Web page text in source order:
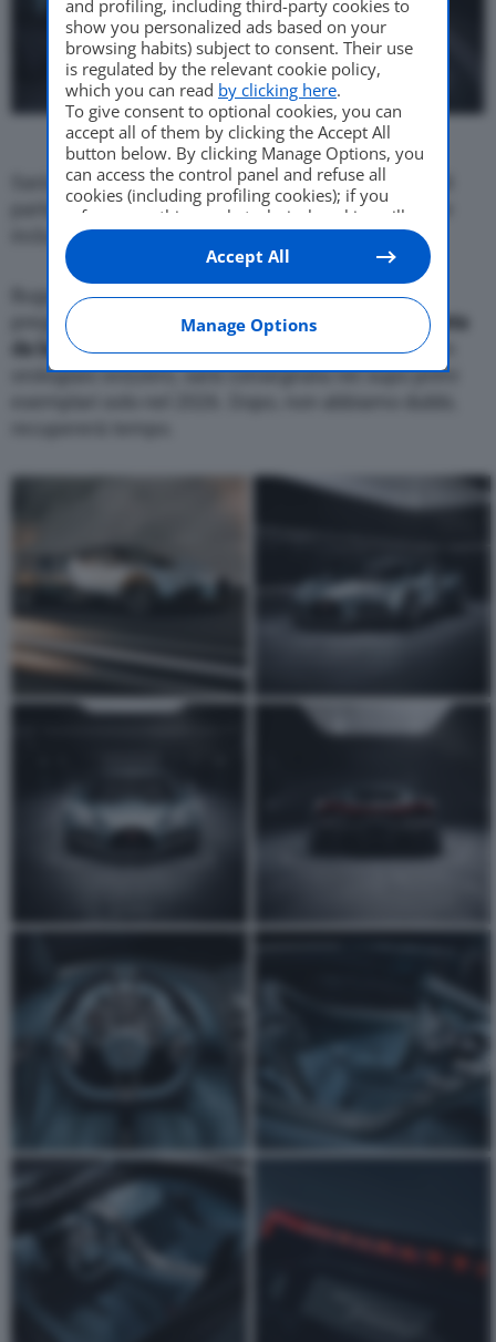
Sarà prodotta solo in 250 esemplari, a un prezzo di
partenza, in Italia, di circa4,7 milioni di euro, tasse
incluse.
Bugatti Tourbillon, che presenta interni rivestiti in
pregiatissima pelle e unastrumentazione composta
da ben 600 elementi, non a caso sviluppata con un
orologiaio svizzero, sarà consegnata nei supo primi
and profiling, including third-party cookies to
show you personalized ads based on your
browsing habits) subject to consent. Their use
is regulated by the relevant cookie policy,
which you can read by clicking here.
To give consent to optional cookies, you can
accept all of them by clicking the Accept All
button below. By clicking Manage Options, you
can access the control panel and refuse all
cookies (including profiling cookies); if you
refuse everything, only technical cookies will
be used by default. Here is the list of
providers.
Cookie consent will be stored and applied also
to the other websites of Editoriale Nazionale
and their subdomains. By expressing your
choice on this site, you will therefore not be
asked again on other Editoriale Nazionale
Manage Options
Accept All